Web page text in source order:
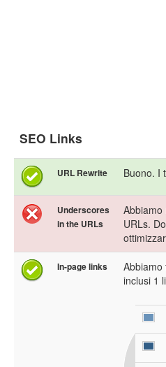
SEO Links
URL Rewrite Buono. I
Underscores
in the URLs
Abbiamo
URLs.
In-page links
Abbiamo
inclusi 1